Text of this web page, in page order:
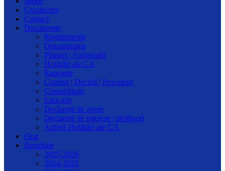
Conducere
Contact
Documente
Regulamente
Organigrama
Planuri | Autorizații
Hotărâri ale CA
Rapoarte
Comisii | Decizii | Proceduri
Contabilitate
Educativ
Declarații de avere
Declarații de interese | profesori
Arhivă Hotărâri ale CA
Orar
Rezultate
2025-2026
2024-2025